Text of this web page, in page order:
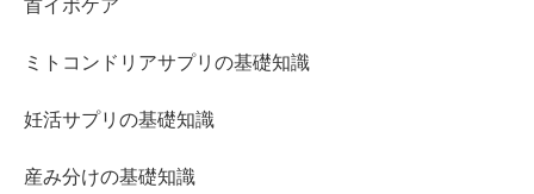
首イボケア
ミトコンドリアサプリの基礎知識
妊活サプリの基礎知識
産み分けの基礎知識